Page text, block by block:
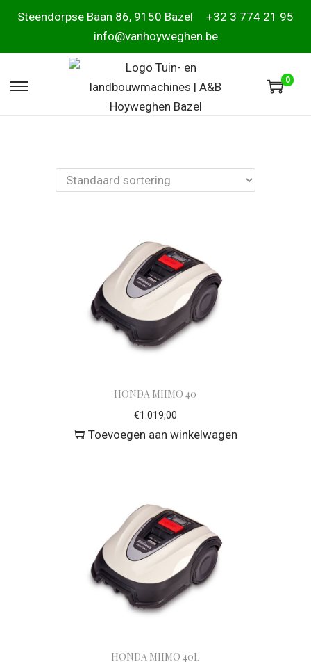
Steendorpse Baan 86, 9150 Bazel
+32 3 774 21 95
info@vanhoyweghen.be
0
HONDA MIIMO 40
€1.019,00
Toevoegen aan winkelwagen
HONDA MIIMO 40L